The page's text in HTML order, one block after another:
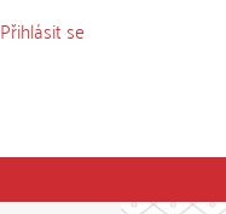
Přihlásit se